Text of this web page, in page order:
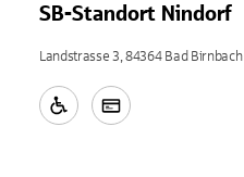
SB-Standort Nindorf
Landstrasse 3, 84364 Bad Birnbach